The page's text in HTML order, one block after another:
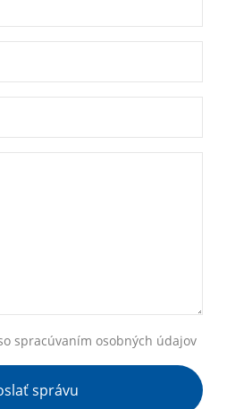
spracúvaním osobných údajov
správu